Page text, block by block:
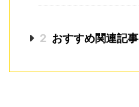
2 おすすめ関連記事